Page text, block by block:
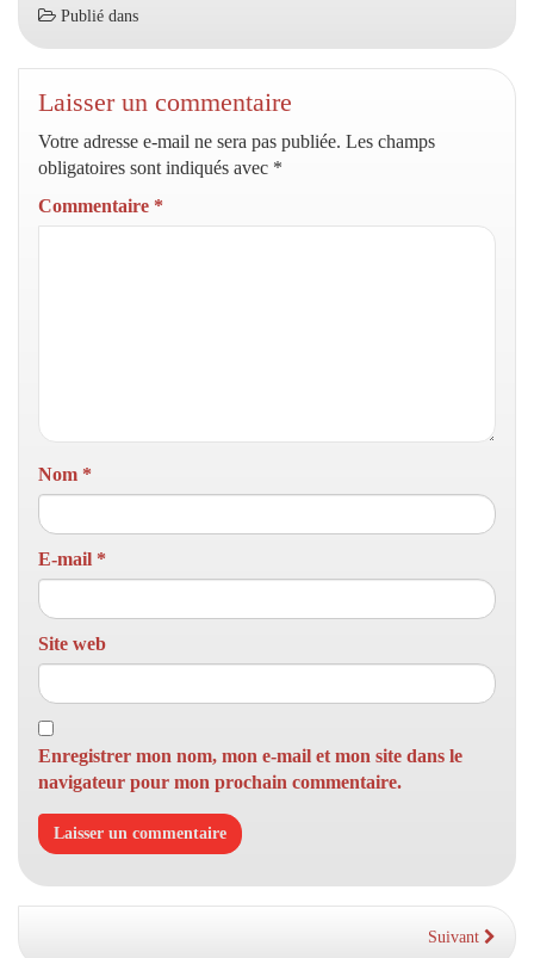
Publié dans
Laisser un commentaire
Votre adresse e-mail ne sera pas publiée. Les champs
obligatoires sont indiqués avec *
Commentaire *
Nom *
E-mail *
Site web
Enregistrer mon nom, mon e-mail et mon site dans le
navigateur pour mon prochain commentaire.
Suivant